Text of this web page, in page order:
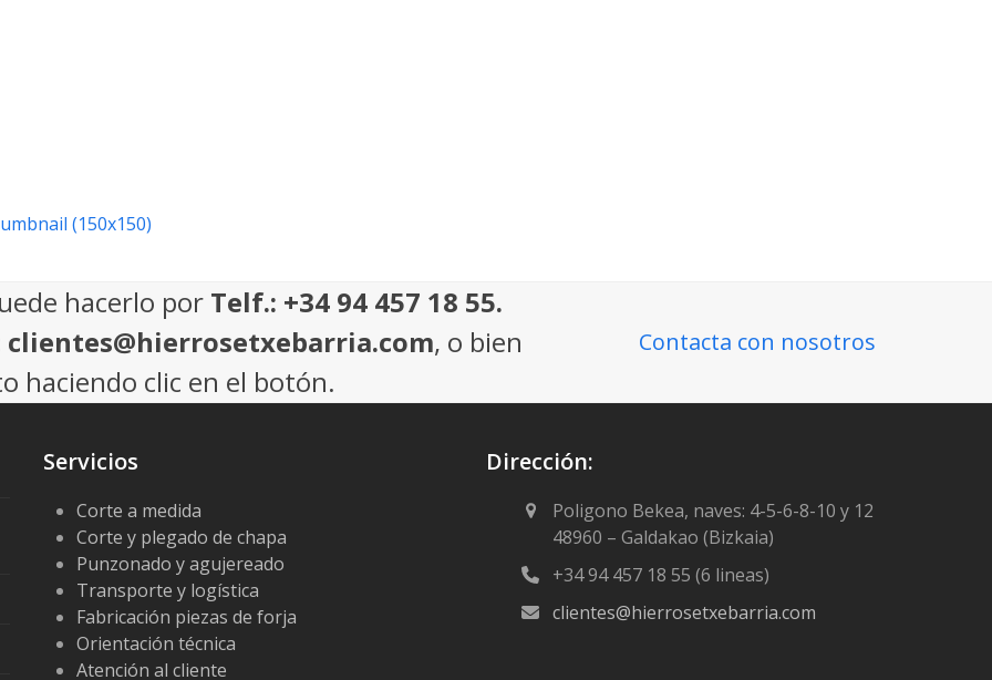
(150x150)
hacerlo por Telf.: +34 94 457 18 55.
clientes@hierrosetxebarria.com, o bien
haciendo clic en el botón.
Contacta con nosotros
Servicios
Corte a medida
Corte y plegado de chapa
Punzonado y agujereado
Transporte y logística
Fabricación piezas de forja
Orientación técnica
Atención al cliente
Dirección:
Poligono Bekea, naves: 4-5-6-8-10 y 12
48960 – Galdakao (Bizkaia)
+34 94 457 18 55 (6 lineas)
clientes@hierrosetxebarria.com